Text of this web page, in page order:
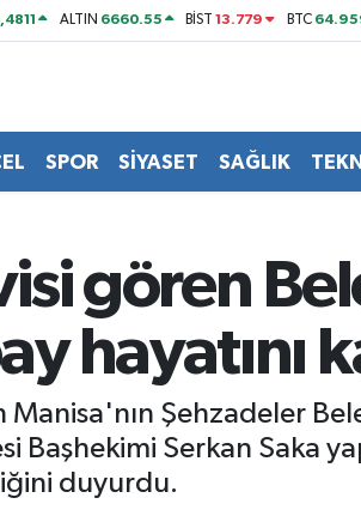
ALTIN 6660.55 BİST13.779 BTC
SPOR SİYASET SAĞLIK
gören
hayatını
Şehzadeler
Başhekimi Serkan Saka
duyurdu.